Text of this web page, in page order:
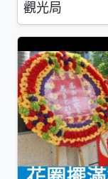
觀光局